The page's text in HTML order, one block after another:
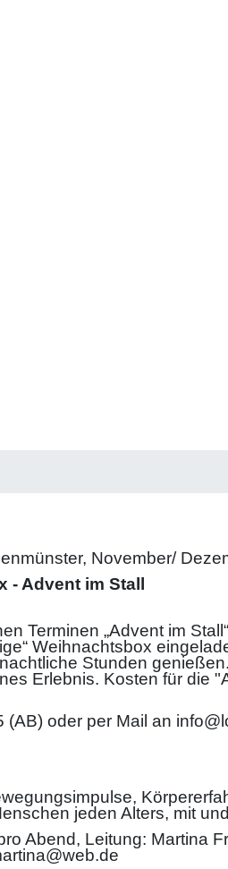
November/
- Advent im Stall
Terminen „Advent im
Weihnachtsbox
Stunden
Erlebnis. Kosten für die
oder per Mail an
jeden Alters, mit
Abend, Leitung: Martina